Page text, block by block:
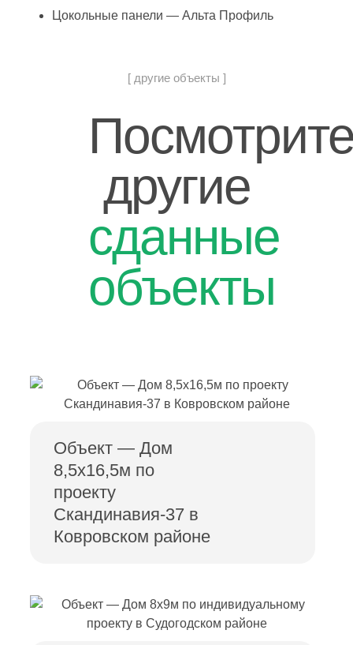
Цокольные панели — Альта Профиль
[ другие объекты ]
другие
сданные
объекты
Объект — Дом
8,5х16,5м по
проекту
Скандинавия-37 в
Ковровском районе